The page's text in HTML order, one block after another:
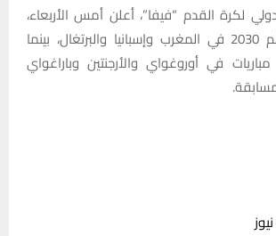
لكرة القدم “فيفا”، أعلن أمس الأربعاء،
إقامة كأس العالم 2030 في المغرب وإسبانيا والبرتغال، بينما
في أوروغواي والأرجنتين وباراغواي